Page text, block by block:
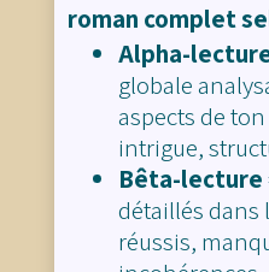
roman complet
Alpha-
globale
aspects de
intrigue,
Bêta-lecture
détaillés dans
réussis,